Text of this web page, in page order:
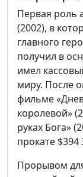
Первая роль
(2002), в
главного
получил в
имел
миру. После
фильме
королевой»
руках Бога»
прокате $394
Прорывом